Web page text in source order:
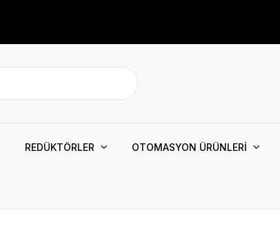
REDÜKTÖRLER OTOMASYON ÜRÜNLERİ